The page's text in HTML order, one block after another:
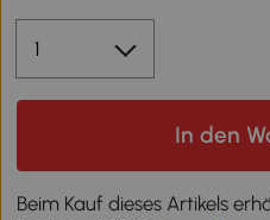
In den
Beim Kauf dieses Artikels